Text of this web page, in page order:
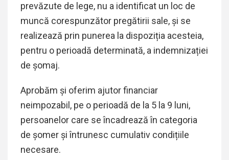
prevăzute de lege, nu a identificat un loc de
muncă corespunzător pregătirii sale, și se
realizează prin punerea la dispoziția acesteia,
pentru o perioadă determinată, a indemnizației
de șomaj.
Aprobăm şi oferim ajutor financiar
neimpozabil, pe o perioadă de la 5 la 9 luni,
persoanelor care se încadrează în categoria
de şomer și întrunesc cumulativ condițiile
necesare.